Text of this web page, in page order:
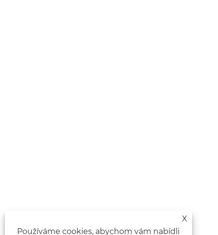
X
Používáme cookies, abychom vám nabídli